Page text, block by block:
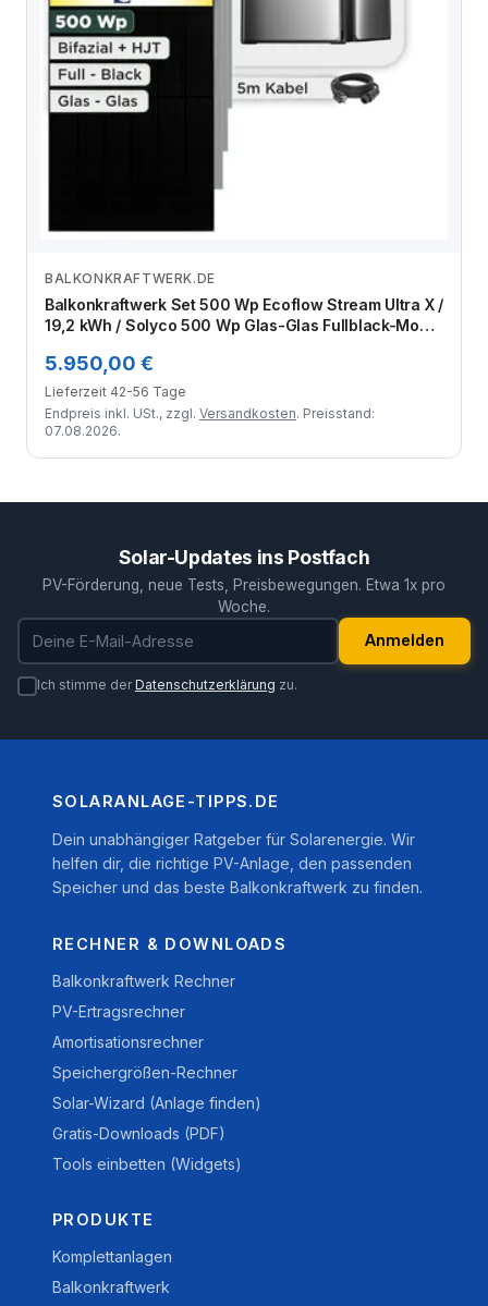
Zum Angebot
BALKONKRAFTWERK.DE
Balkonkraftwerk Set 500 Wp Ecoflow Stream Ultra X /
19,2 kWh / Solyco 500 Wp Glas-Glas Fullblack-Modul
5.950,00 €
Lieferzeit 42-56 Tage
Endpreis inkl. USt., zzgl. Versandkosten. Preisstand:
07.08.2026.
Solar-Updates ins Postfach
PV-Förderung, neue Tests, Preisbewegungen. Etwa 1x pro
Woche.
E-Mail-Adresse
Anmelden
Ich stimme derDatenschutzerklärung zu.
SOLARANLAGE-TIPPS.DE
Dein unabhängiger Ratgeber für Solarenergie. Wir
helfen dir, die richtige PV-Anlage, den passenden
Speicher und das beste Balkonkraftwerk zu finden.
RECHNER & DOWNLOADS
Balkonkraftwerk Rechner
PV-Ertragsrechner
Amortisationsrechner
Speichergrößen-Rechner
Solar-Wizard (Anlage finden)
Gratis-Downloads (PDF)
Tools einbetten (Widgets)
PRODUKTE
Komplettanlagen
Balkonkraftwerk